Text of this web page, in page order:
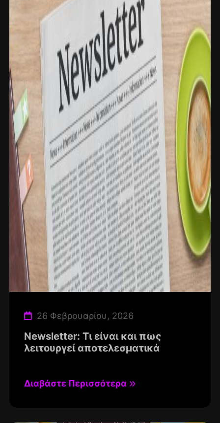
26 Φεβρουαρίου, 2026
Newsletter: Τι είναι και πως
λειτουργεί αποτελεσματικά
Διαβάστε Περισσότερα